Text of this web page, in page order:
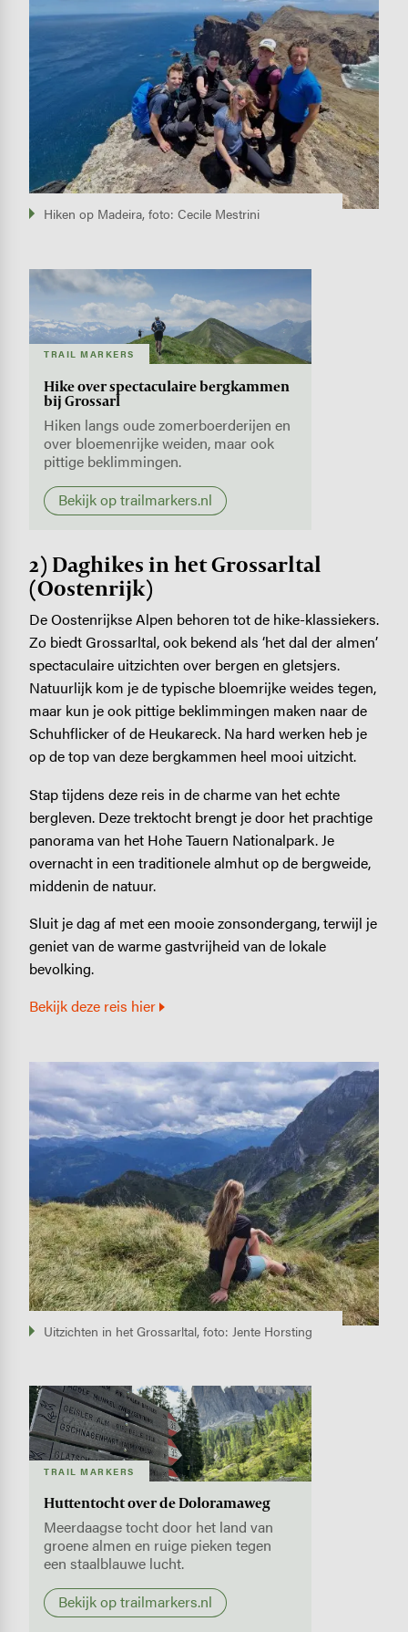
Hiken op Madeira, foto: Cecile Mestrini
TRAIL MARKERS
Image
Hike over spectaculaire bergkammen
bij Grossarl
Hiken langs oude zomerboerderijen en
over bloemenrijke weiden, maar ook
pittige beklimmingen.
Bekijk op trailmarkers.nl
2) Daghikes in het Grossarltal
(Oostenrijk)
De Oostenrijkse Alpen behoren tot de hike-klassiekers.
Zo biedt Grossarltal, ook bekend als ‘het dal der almen’
spectaculaire uitzichten over bergen en gletsjers.
Natuurlijk kom je de typische bloemrijke weides tegen,
maar kun je ook pittige beklimmingen maken naar de
Schuhflicker of de Heukareck. Na hard werken heb je
op de top van deze bergkammen heel mooi uitzicht.
Stap tijdens deze reis in de charme van het echte
bergleven. Deze trektocht brengt je door het prachtige
panorama van het Hohe Tauern Nationalpark. Je
overnacht in een traditionele almhut op de bergweide,
middenin de natuur.
Sluit je dag af met een mooie zonsondergang, terwijl je
geniet van de warme gastvrijheid van de lokale
bevolking.
Bekijk deze reis hier
Image
Uitzichten in het Grossarltal, foto: Jente Horsting
TRAIL MARKERS
Image
Huttentocht over de Doloramaweg
Meerdaagse tocht door het land van
groene almen en ruige pieken tegen
een staalblauwe lucht.
Bekijk op trailmarkers.nl